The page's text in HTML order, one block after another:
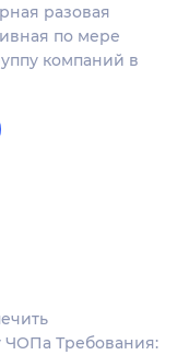
разовая
по мере
компаний в
ЧОПа Требования: